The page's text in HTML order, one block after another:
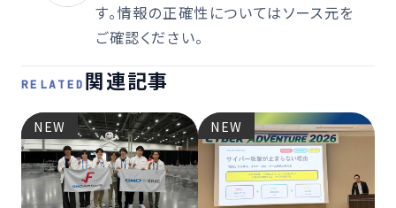
す。情報の正確性についてはソース元を
ご確認ください。
RELATED 関連記事
NEW NEW